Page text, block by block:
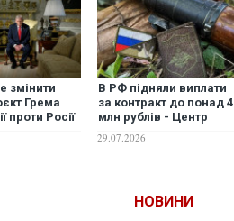
змінити
Грема
проти Росії
В РФ підняли виплати
за контракт до понад 4
млн рублів - Центр
29.07.2026
НОВИНИ